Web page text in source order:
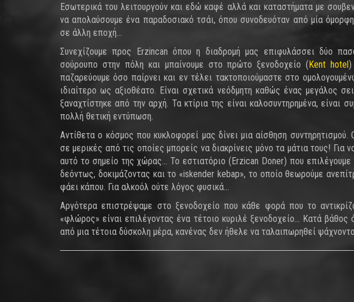
Εσωτερικά του λειτουργούν και εδώ καφέ αλλά και καταστήματα με
να απολαύσουμε ένα παραδοσιακό τσάι, όπου συνοδευόταν από μία
σε άλλη εποχή…
Συνεχίζουμε προς Erzincan όπου η διαδρομή μας επιφυλάσσει δύο
σούρουπο στην πόλη και μπαίνουμε στο πρώτο ξενοδοχείο (Kent hotel)
παζαρεύουμε όσο παίρνει και εν τέλει τακτοποιούμαστε στο
ιδιαίτερο ως αξιοθέατο. Είναι σχετικά νεόδμητη καθώς ένας μεγάλος
ξαναχτίστηκε από την αρχή. Τα κτίρια της είναι καλοσυντηρημένα, είναι
πολλή θετική εντύπωση.
Αντίθετα ο κόσμος που κυκλοφορεί μας δίνει μια αίσθηση
σε μερικές από τις οποίες μπορείς να διακρίνεις μόνο τα μάτια τους! Για
αυτό το σημείο της χώρας... Το εστιατόριο (Erzican Doner) που
δεόντως, δοκιμάζοντας και το «iskender kebap», το οποίο θεωρούμε
φάει κάπου. Για αλκοόλ ούτε λόγος φυσικά…
Αργότερα επιστρέψαμε στο ξενοδοχείο που κάθε φορά που το
«φλώρος» είναι επιλέγοντας ένα τέτοιο κυριλέ ξενοδοχείο... Κατά
από μια τέτοια δύσκολη μέρα, κανένας δεν ήθελε να ταλαιπωρηθεί